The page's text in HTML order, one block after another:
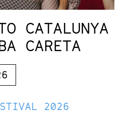
CATALUNYA
CARETA
2026